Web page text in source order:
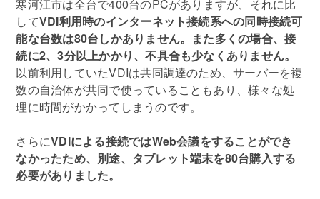
寒河江市は全台で400台のPCがありますが、それに比
してVDI利用時のインターネット接続系への同時接続可
能な台数は80台しかありません。また多くの場合、接
続に2、3分以上かかり、不具合も少なくありません。
以前利用していたVDIは共同調達のため、サーバーを複
数の自治体が共同で使っていることもあり、様々な処
理に時間がかかってしまうのです。
さらにVDIによる接続ではWeb会議をすることができ
なかったため、別途、タブレット端末を80台購入する
必要がありました。